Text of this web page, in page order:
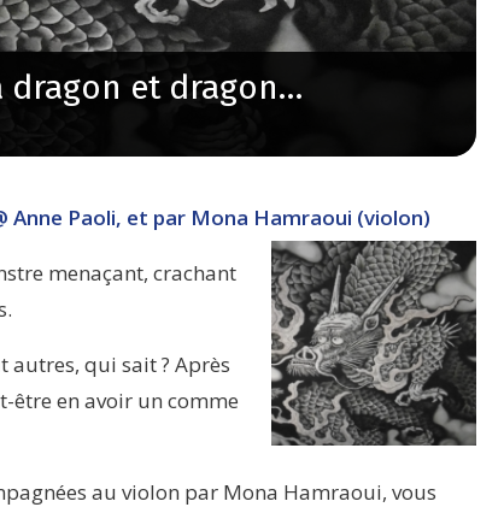
dragon et dragon…
Anne Paoli, et par Mona Hamraoui (violon)
menaçant, crachant
autres, qui sait ? Après
être en avoir un comme
au violon par Mona Hamraoui, vous